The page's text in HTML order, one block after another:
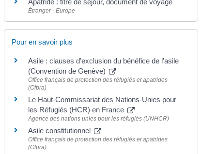
Étranger - Europe
Pour en savoir plus
Asile : clauses d'exclusion du bénéfice de l'asile
(Convention de Genève)
Office français de protection des réfugiés et apatrides
(Ofpra)
Le Haut-Commissariat des Nations-Unies pour
les Réfugiés (HCR) en France
Agence des nations unies pour les réfugiés (UNHCR)
Asile constitutionnel
Office français de protection des réfugiés et apatrides
(Ofpra)